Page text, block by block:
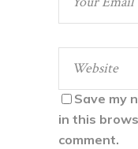
Save my
in this
comment.